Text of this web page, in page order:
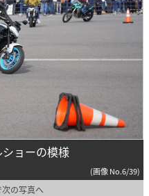
ョーの模様
(画像 No.6/39)
の写真へ